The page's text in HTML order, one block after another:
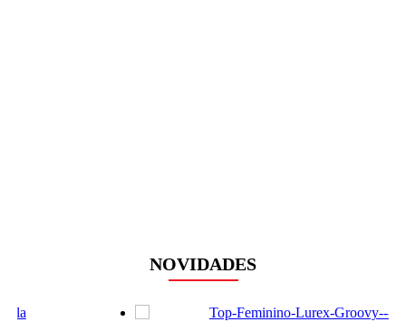
NOVIDADES